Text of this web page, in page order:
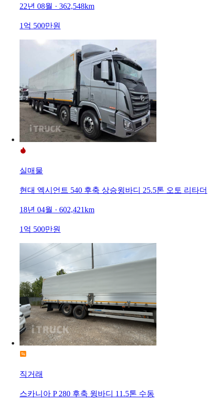
22년 08월 · 362,548km
1억 500만원
실매물
현대 엑시언트 540 후축 상승윙바디 25.5톤 오토 리타더
18년 04월 · 602,421km
1억 500만원
직거래
스카니아 P 280 후축 윙바디 11.5톤 수동